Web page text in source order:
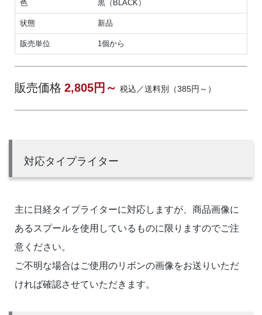
色 黒（BLACK）
状態 新品
販売単位 1個から
販売価格 2,805円～ 税込／送料別（385円～）
対応タイプライター
主に日経タイプライターに対応しますが、商品画像に
あるスプールを使用しているものに限りますのでご注
意ください。
ご不明な場合はご使用のリボンの画像をお送りいただ
ければ確認させていただきます。